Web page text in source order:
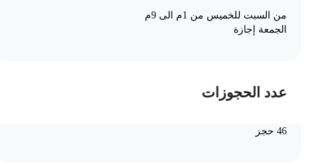
من السبت للخميس من 1م الى 9م
الجمعة إجازة
عدد الحجوزات